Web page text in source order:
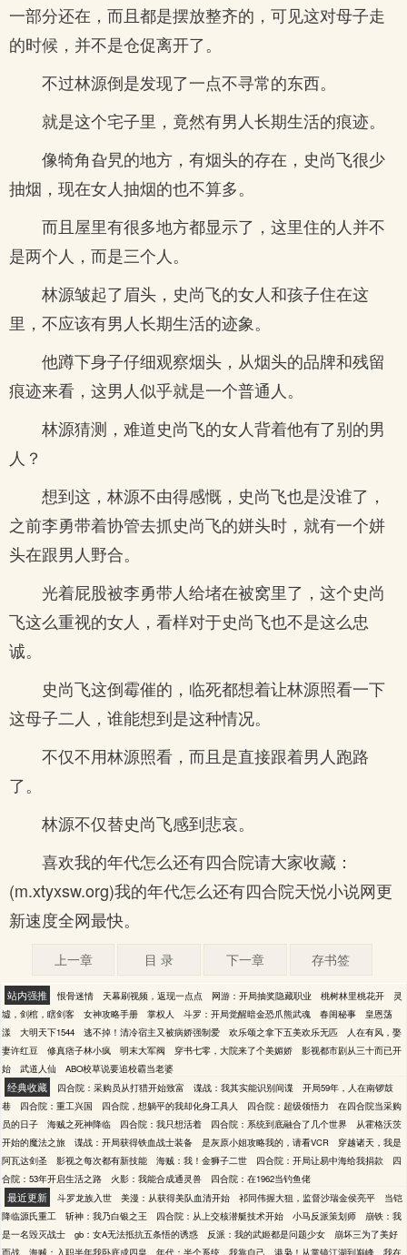
一部分还在，而且都是摆放整齐的，可见这对母子走
的时候，并不是仓促离开了。
不过林源倒是发现了一点不寻常的东西。
就是这个宅子里，竟然有男人长期生活的痕迹。
像犄角旮旯的地方，有烟头的存在，史尚飞很少
抽烟，现在女人抽烟的也不算多。
而且屋里有很多地方都显示了，这里住的人并不
是两个人，而是三个人。
林源皱起了眉头，史尚飞的女人和孩子住在这
里，不应该有男人长期生活的迹象。
他蹲下身子仔细观察烟头，从烟头的品牌和残留
痕迹来看，这男人似乎就是一个普通人。
林源猜测，难道史尚飞的女人背着他有了别的男
人？
想到这，林源不由得感慨，史尚飞也是没谁了，
之前李勇带着协管去抓史尚飞的姘头时，就有一个姘
头在跟男人野合。
光着屁股被李勇带人给堵在被窝里了，这个史尚
飞这么重视的女人，看样对于史尚飞也不是这么忠
诚。
史尚飞这倒霉催的，临死都想着让林源照看一下
这母子二人，谁能想到是这种情况。
不仅不用林源照看，而且是直接跟着男人跑路
了。
林源不仅替史尚飞感到悲哀。
喜欢我的年代怎么还有四合院请大家收藏：
(m.xtyxsw.org)我的年代怎么还有四合院天悦小说网更
新速度全网最快。
上一章 目 录 下一章 存书签
站内强推 恨骨迷情 天幕刷视频，返现一点点 网游：开局抽奖隐藏职业 桃树林里桃花开
灵
墟，剑棺，瞎剑客
女神攻略手册 掌权人 斗罗：开局觉醒暗金恐爪熊武魂 春闺秘事
皇恩荡
漾
大明天下1544 逃不掉！清冷宿主又被病娇强制爱 欢乐颂之拿下五美欢乐无匹
人在有风，娶
妻许红豆
修真痞子林小疯 明末大军阀 穿书七零，大院来了个美媚娇
影视都市剧从三十而已开
始
武道人仙 ABO校草说要追校霸当老婆
经典收藏 四合院：采购员从打猎开始致富 谍战：我其实能识别间谍
开局59年，人在南锣鼓
巷
四合院：重工兴国 四合院，想躺平的我却化身工具人 四合院：超级领悟力
在四合院当采购
员的日子
海贼之死神降临 四合院：我只想活着 四合院：系统到底融合了几个世界
从霍格沃茨
开始的魔法之旅
谍战：开局获得铁血战士装备 是灰原小姐攻略我的，请看VCR
穿越诸天，我是
阿瓦达剑圣
影视之每次都有新技能 海贼：我！金狮子二世 四合院：开局让易中海给我捐款
四
合院：53年开启生活之路
火影：我能合成通灵兽 四合院：在1962当钓鱼佬
最近更新 斗罗龙族入世 美漫：从获得美队血清开始 祁同伟握大狙，监督沙瑞金侯亮平
当铠
降临源氏重工
斩神：我乃白银之王 四合院：从上交核潜艇技术开始 小马反派策划师
崩铁：我
是一名毁灭战士
gb：女A无法抵抗五条悟的诱惑 反派：我的武姬都是问题少女
崩坏三为了美好
而战
海贼：入职半年我卧底成四皇 年代：半个系统，我靠自己 港枭！从掌镜江湖到巅峰 我在